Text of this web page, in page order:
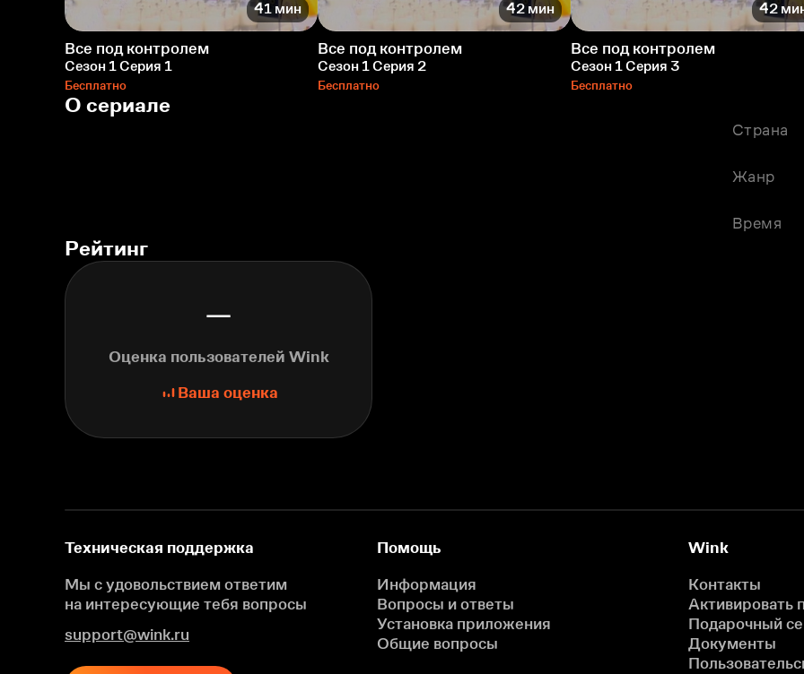
41 мин
Все под контролем
Сезон 1 Серия 1
Бесплатно
42 мин
Все под контролем
Сезон 1 Серия 2
Бесплатно
42
Все под контролем
Сезон 1 Серия 3
Бесплатно
О сериале
Страна
Жанр
Время
Рейтинг
—
Оценка пользователей Wink
Ваша оценка
Техническая поддержка
Мы с удовольствием ответим
на интересующие тебя вопросы
support@wink.ru
Помощь
Информация
Вопросы и ответы
Установка приложения
Общие вопросы
Wink
Контакты
Активировать
Подарочный
Документы